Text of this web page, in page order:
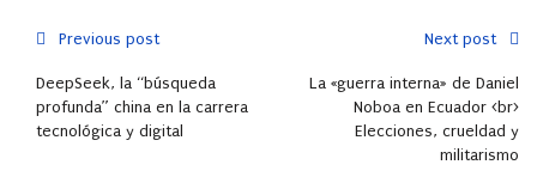
Previous post
DeepSeek, la “búsqueda
profunda” china en la carrera
tecnológica y digital
Next post
La «guerra interna» de Daniel
Noboa en Ecuador <br>
Elecciones, crueldad y
militarismo